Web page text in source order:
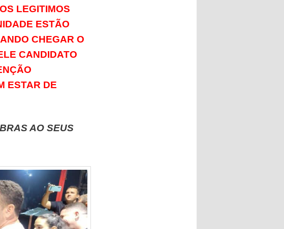
LEGITIMOS
ESTÃO
CHEGAR O
CANDIDATO
ESTAR DE
AO SEUS